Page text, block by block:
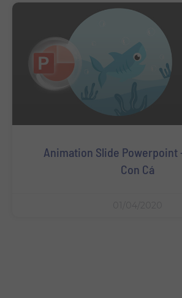
Animation Slide Powerpoint
Con Cá